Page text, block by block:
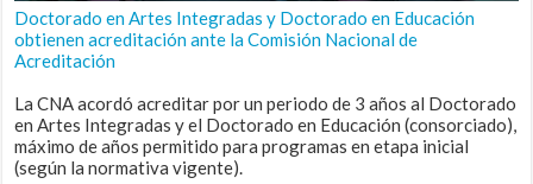
Doctorado en Artes Integradas y Doctorado en Educación
obtienen acreditación ante la Comisión Nacional de
Acreditación
La CNA acordó acreditar por un periodo de 3 años al Doctorado
en Artes Integradas y el Doctorado en Educación (consorciado),
máximo de años permitido para programas en etapa inicial
(según la normativa vigente).